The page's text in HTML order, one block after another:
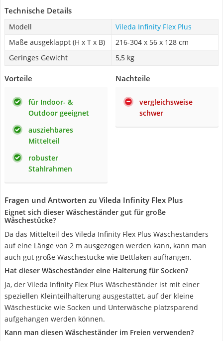
Technische Details
Modell
Vileda Infinity Flex Plus
Maße ausgeklappt (H x T x B)
216-304 x 56 x 128 cm
Geringes Gewicht
5,5 kg
Vorteile
für Indoor- &
Outdoor geeignet
ausziehbares
Mittelteil
robuster
Stahlrahmen
Nachteile
vergleichsweise
schwer
Fragen und Antworten zu Vileda Infinity Flex Plus
Eignet sich dieser Wäscheständer gut für große
Wäschestücke?
Da das Mittelteil des Vileda Infinity Flex Plus Wäscheständers
auf eine Länge von 2 m ausgezogen werden kann, kann man
auch gut große Wäschestücke wie Bettlaken aufhängen.
Hat dieser Wäscheständer eine Halterung für Socken?
Ja, der Vileda Infinity Flex Plus Wäscheständer ist mit einer
speziellen Kleinteilhalterung ausgestattet, auf der kleine
Wäschestücke wie Socken und Unterwäsche platzsparend
aufgehangen werden können.
Kann man diesen Wäscheständer im Freien verwenden?